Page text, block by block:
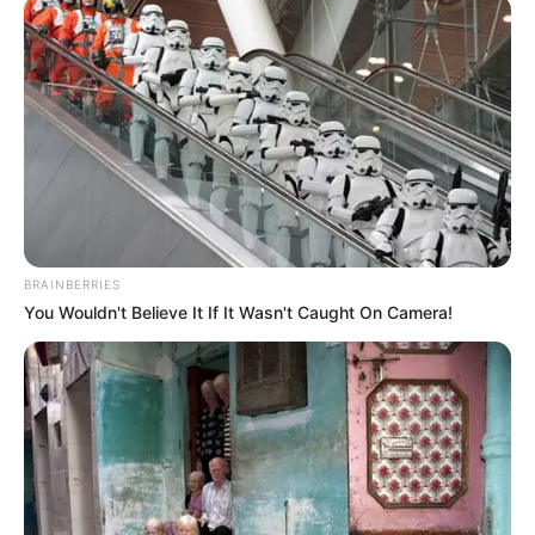
BRAINBERRIES
You Wouldn't Believe It If It Wasn't Caught On Camera!